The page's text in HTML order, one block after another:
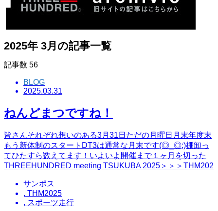
2025年 3月の記事一覧
記事数 56
BLOG
2025.03.31
ねんどまつですね！
皆さんそれぞれ想いのある3月31日ただの月曜日月末年度末
もう新体制のスタートDT3は通常な月末です(◎_◎;)棚卸っ
てひたすら数えてます！いよいよ開催まで１ヶ月を切った
THREEHUNDRED meeting TSUKUBA 2025＞＞＞THM202
サンポス
, THM2025
, スポーツ走行